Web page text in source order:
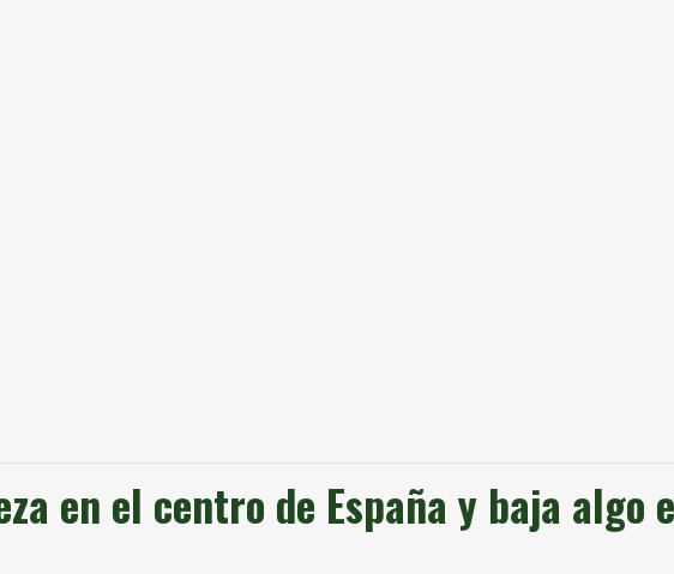
en el centro de España y baja algo